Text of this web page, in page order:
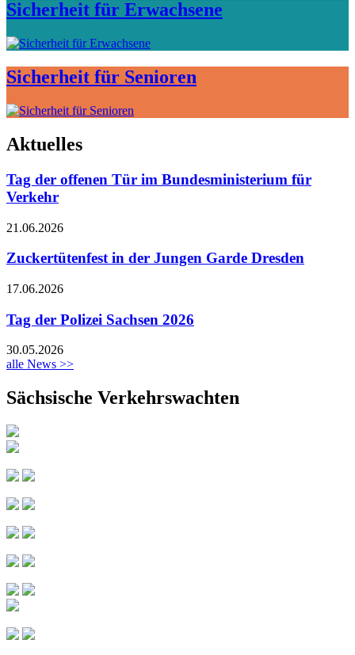
Sicherheit für Erwachsene
Sicherheit für Senioren
Aktuelles
Tag der offenen Tür im Bundesministerium für
Verkehr
21.06.2026
Zuckertütenfest in der Jungen Garde Dresden
17.06.2026
Tag der Polizei Sachsen 2026
30.05.2026
alle News >>
Sächsische Verkehrswachten